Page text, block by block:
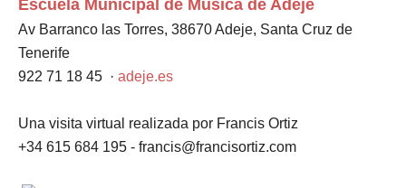
Escuela Municipal de Música de Adeje
Av Barranco las Torres, 38670 Adeje, Santa Cruz de
Tenerife ‎
922 71 18 45 · adeje.es
Una visita virtual realizada por Francis Ortiz
+34 615 684 195 - francis@francisortiz.com